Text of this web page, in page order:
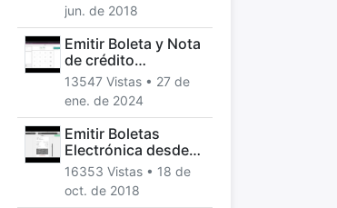
jun. de 2018
Emitir Boleta y Nota
de crédito
Electrónica desde
Punto de Venta
Odoo Chile
13547 Vistas • 27 de
ene. de 2024
Emitir Boletas
Electrónica desde
Punto de ventas
Odoo
16353 Vistas • 18 de
oct. de 2018